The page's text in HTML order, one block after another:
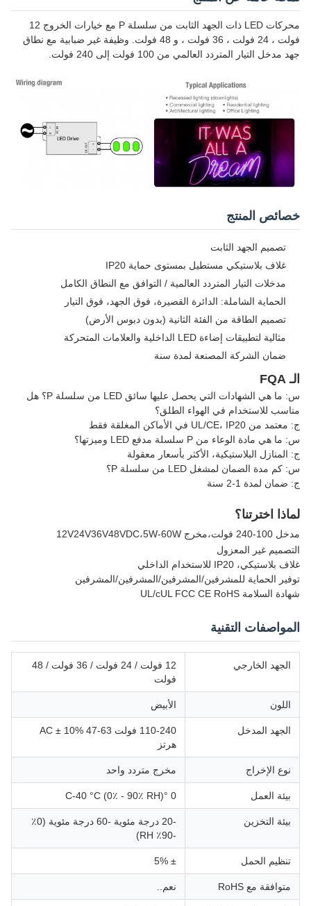
محركات LED ذات الجهد الثابت من سلسلة P مع خيارات الخروج 12
فولت ، 24 فولت ، 36 فولت ، و 48 فولت. وظيفة غير ضبابية مع نطاق
جهد مدخل التيار المتردد العالمي من 100 فولت إلى 240 فولت.
خصائص المنتج
تصميم الجهد الثابت
غلاف بلاستيكي مستطيل بمستوى حماية IP20
مدخلات التيار المتردد العالمية / التوافق مع النطاق الكامل
الحماية الشاملة: الدائرة القصيرة، فوق الجهد، فوق التيار
تصميم الطاقة من الفئة الثانية (بدون دبوس الأرض)
مثالية لتطبيقات إضاءة LED الداخلية والعلامات المتحركة
ضمان الشركة المصنعة لمدة سنة
الـ FQA
س: ما هي الشهادات التي يحصل عليها سائق LED من سلسلة P؟ هل
مناسب للاستخدام في الهواء الطلق؟
ج: معتمد من UL/CE، IP20 في الأماكن المغلقة فقط
س: ما هي مادة الوعاء من P سلسلة مدفع LED وميزتها؟
ج: المنازل البلاستيكية، الأكثر بأسعار معقولة
س: كم مدة الضمان لمشغل LED من سلسلة P؟
ج: ضمان لمدة 1-2 سنة
لماذا اخترتنا؟
مدخل 100-240 فولت،مخرج 12V24V36V48VDC،5W-60W
التصميم غير المعزول
غلاف بلاستيكي، IP20 للاستخدام الداخلي
توفير الحماية للمشرفين/المشرفين/المشرفين/المشرفين
شهادة السلامة UL/cUL FCC CE RoHS
المواصفات التقنية
الجهد الخارجي
12 فولت / 24 فولت / 36 فولت / 48
فولت
اللون الأبيض
الجهد المدخل
110-240 فولت AC ± 10% 47-63
هرتز
نوع الإخراج مخرج متردد واحد
بيئة العمل 0 °C-40 °C (0٪ - 90٪ RH)
بيئة التخزين
-20 درجة مئوية -60 درجة مئوية (0٪
-90٪ RH)
تنظيم الحمل ± 5%
متوافقة مع RoHS نعم..